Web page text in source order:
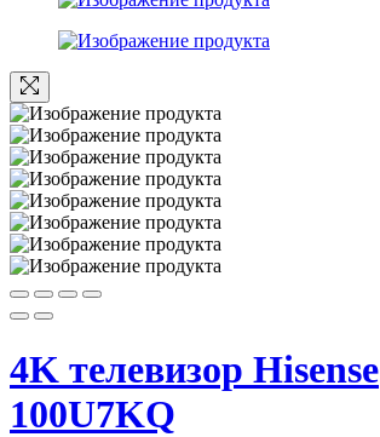
4K телевизор Hisense
100U7KQ